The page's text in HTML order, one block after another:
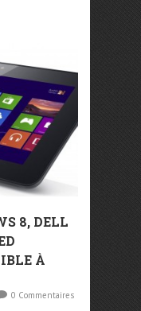
8, DELL
À
0 Commentaires